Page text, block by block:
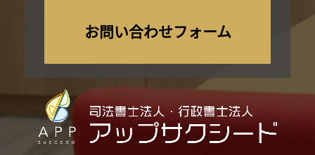
お問い合わせフォーム